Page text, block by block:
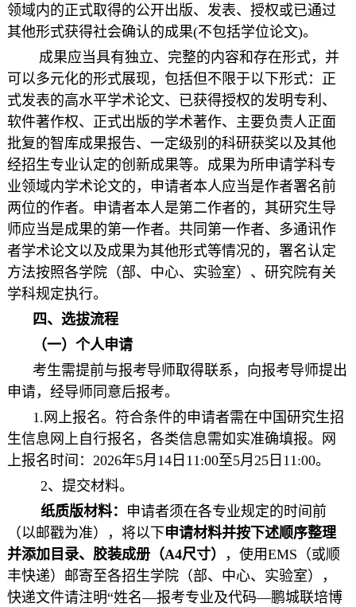
领域内的正式取得的公开出版、发表、授权或已通过
其他形式获得社会确认的成果(不包括学位论文)。
成果应当具有独立、完整的内容和存在形式，并
可以多元化的形式展现，包括但不限于以下形式：正
式发表的高水平学术论文、已获得授权的发明专利、
软件著作权、正式出版的学术著作、主要负责人正面
批复的智库成果报告、一定级别的科研获奖以及其他
经招生专业认定的创新成果等。成果为所申请学科专
业领域内学术论文的，申请者本人应当是作者署名前
两位的作者。申请者本人是第二作者的，其研究生导
师应当是成果的第一作者。共同第一作者、多通讯作
者学术论文以及成果为其他形式等情况的，署名认定
方法按照各学院（部、中心、实验室）、研究院有关
学科规定执行。
四、选拔流程
（一）个人申请
考生需提前与报考导师取得联系，向报考导师提出
申请，经导师同意后报考。
1.网上报名。符合条件的申请者需在中国研究生招
生信息网上自行报名，各类信息需如实准确填报。网
上报名时间：2026年5月14日11:00至5月25日11:00。
2、提交材料。
纸质版材料：
申请者须在各专业规定的时间前
（以邮戳为准），将以下 申请材料并按下述顺序整理
并添加目录、胶装成册（A4尺寸）
，使用EMS（或顺
丰快递）邮寄至各招生学院（部、中心、实验室），
快递文件请注明“姓名—报考专业及代码—鹏城联培博